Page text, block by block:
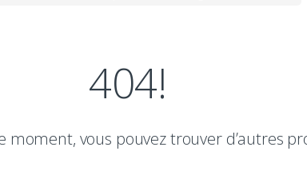
404!
moment, vous pouvez trouver d’autres